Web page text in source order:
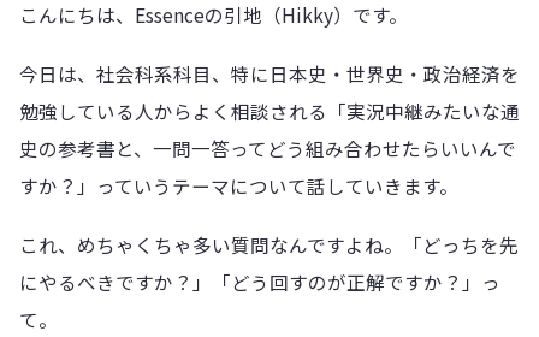
こんにちは、Essenceの引地（Hikky）です。
今日は、社会科系科目、特に日本史・世界史・政治経済を
勉強している人からよく相談される「実況中継みたいな通
史の参考書と、一問一答ってどう組み合わせたらいいんで
すか？」っていうテーマについて話していきます。
これ、めちゃくちゃ多い質問なんですよね。「どっちを先
にやるべきですか？」「どう回すのが正解ですか？」っ
て。